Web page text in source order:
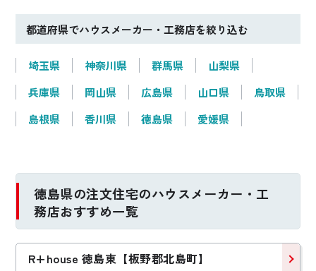
都道府県でハウスメーカー・工務店を絞り込む
埼玉県 神奈川県 群馬県
山梨県
兵庫県
岡山県 広島県 山口県
鳥取県
島根県
香川県 徳島県 愛媛県
徳島県の注文住宅のハウスメーカー・工
務店おすすめ一覧
R+house 徳島東【板野郡北島町】